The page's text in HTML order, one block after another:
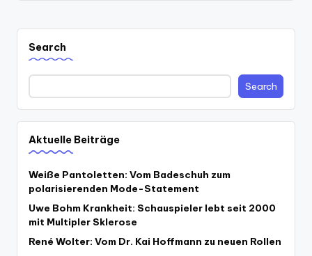
Search
Search
Aktuelle Beiträge
Weiße Pantoletten: Vom Badeschuh zum
polarisierenden Mode-Statement
Uwe Bohm Krankheit: Schauspieler lebt seit 2000
mit Multipler Sklerose
René Wolter: Vom Dr. Kai Hoffmann zu neuen Rollen